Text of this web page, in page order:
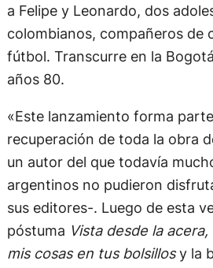
a Felipe y Leonardo, dos
colombianos, compañeros de
fútbol. Transcurre en la
años 80.
«Este lanzamiento forma
recuperación de toda la obra
un autor del que todavía
argentinos no pudieron
sus editores-. Luego de esta
póstuma Vista desde la acera,
mis cosas en tus bolsillosy la